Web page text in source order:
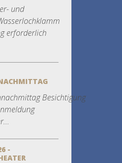
und
erforderlich
Besichtigung
-